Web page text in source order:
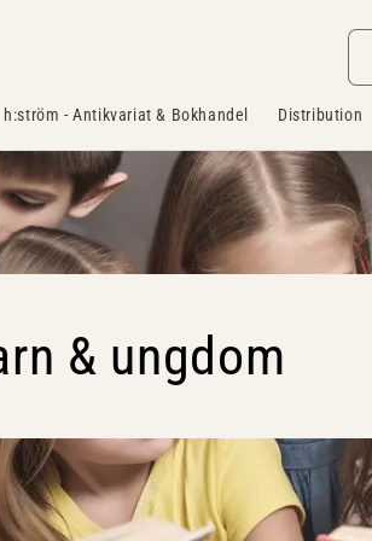
h:ström - Antikvariat & Bokhandel Distribution
& ungdom